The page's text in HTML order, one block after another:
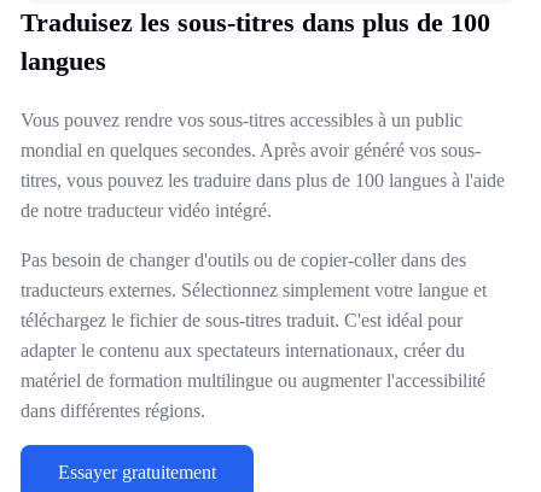
Traduisez les sous-titres dans plus de 100
langues
Vous pouvez rendre vos sous-titres accessibles à un public
mondial en quelques secondes. Après avoir généré vos sous-
titres, vous pouvez les traduire dans plus de 100 langues à l'aide
de notre traducteur vidéo intégré.
Pas besoin de changer d'outils ou de copier-coller dans des
traducteurs externes. Sélectionnez simplement votre langue et
téléchargez le fichier de sous-titres traduit. C'est idéal pour
adapter le contenu aux spectateurs internationaux, créer du
matériel de formation multilingue ou augmenter l'accessibilité
dans différentes régions.
Essayer gratuitement